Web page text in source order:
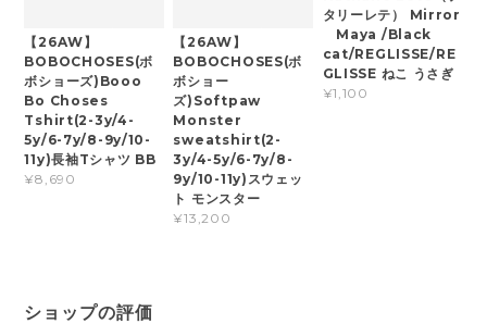
【26AW】
BOBOCHOSES(ボ
ボショーズ)Booo
Bo Choses
Tshirt(2-3y/4-
5y/6-7y/8-9y/10-
11y)長袖Tシャツ BB
¥8,690
【26AW】
BOBOCHOSES(ボ
ボショー
ズ)Softpaw
Monster
sweatshirt(2-
3y/4-5y/6-7y/8-
9y/10-11y)スウェッ
ト モンスター
¥13,200
タリーレテ） Mirror
Maya /Black
cat/REGLISSE/RE
GLISSE ねこ うさぎ
¥1,100
ショップの評価